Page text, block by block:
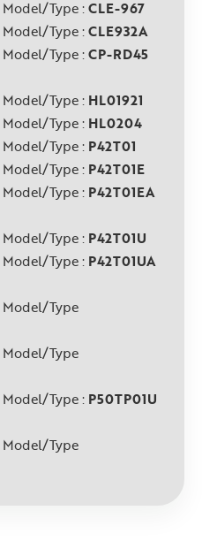
Type :CLE-967
Type :CLE932A
Type :CP-RD45
Type : HL01921
Type : HL0204
Type : P42T01
Type : P42T01E
Type : P42T01EA
Type : P42T01U
Type : P42T01UA
Type
Type
Type : P50TP01U
Type